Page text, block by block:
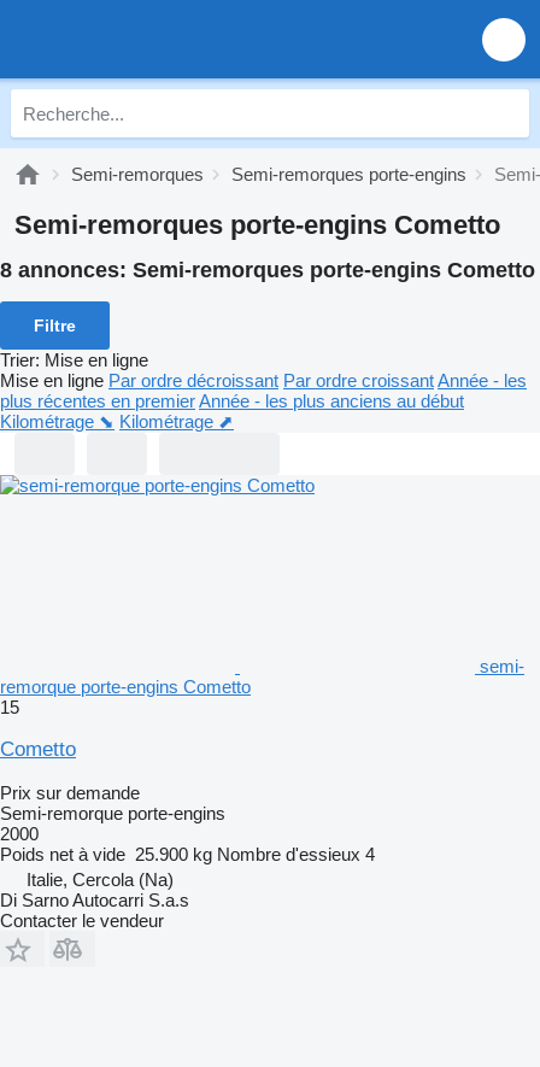
Semi-remorques Semi-remorques porte-engins
Semi-remorques porte-engins Cometto
8 annonces: Semi-remorques porte-engins Cometto
Filtre
Trier: Mise en ligne
Mise en ligne Par ordre décroissant Par ordre croissantAnnée - les
plus récentes en premierAnnée - les plus anciens au début
Kilométrage ⬊ Kilométrage ⬈
semi-
remorque porte-engins Cometto
15
Cometto
Prix sur demande
Semi-remorque porte-engins
2000
Poids net à vide 25.900 kg Nombre d'essieux 4
Italie, Cercola (Na)
Di Sarno Autocarri S.a.s
Contacter le vendeur